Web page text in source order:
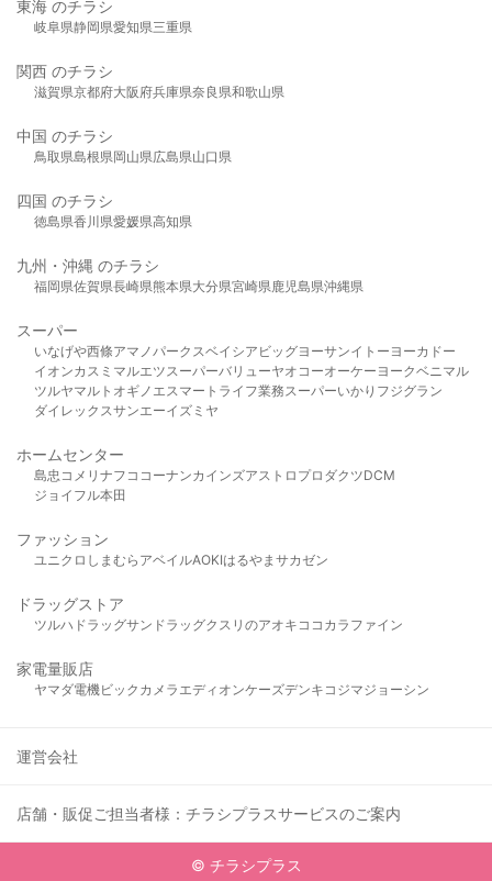
東海 のチラシ
岐阜県静岡県愛知県三重県
関西 のチラシ
滋賀県京都府大阪府兵庫県奈良県和歌山県
中国 のチラシ
鳥取県島根県岡山県広島県山口県
四国 のチラシ
徳島県香川県愛媛県高知県
九州・沖縄 のチラシ
福岡県佐賀県長崎県熊本県大分県宮崎県鹿児島県沖縄県
スーパー
いなげや西條アマノパークスベイシア ビッグヨーサンイトーヨーカドー
イオンカスミ マルエツスーパーバリューヤオコーオーケー ヨークベニマル
ツルヤマルト オギノ エスマート ライフ業務スーパーいかり フジグラン
ダイレックスサンエーイズミヤ
ホームセンター
島忠 コメリ ナフコ コーナンカインズアストロプロダクツDCM
ジョイフル本田
ファッション
ユニクロ しまむら アベイルAOKIはるやま サカゼン
ドラッグストア
ツルハドラッグサンドラッグクスリのアオキ ココカラファイン
家電量販店
ヤマダ電機ビックカメラ エディオンケーズデンキ コジマジョーシン
運営会社
店舗・販促ご担当者様：チラシプラスサービスのご案内
© チラシプラス